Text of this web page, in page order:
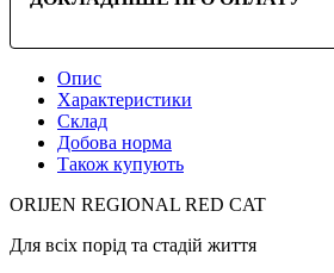
Опис
Характеристики
Склад
Добова норма
Також купують
ORIJEN REGIONAL RED CAT
Для всіх порід та стадій життя